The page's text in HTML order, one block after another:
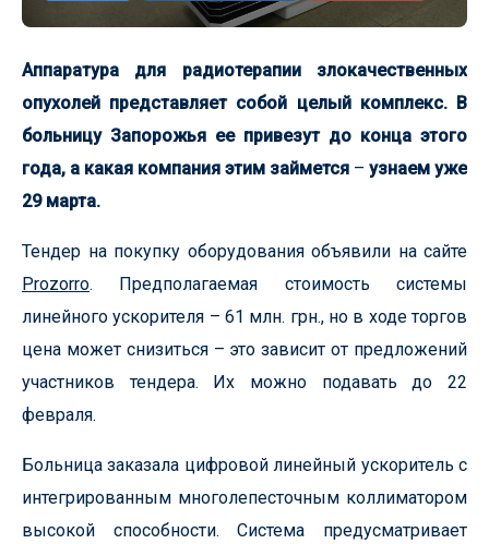
Аппаратура для радиотерапии злокачественных
опухолей представляет собой целый комплекс. В
больницу Запорожья ее привезут до конца этого
года, а какая компания этим займется – узнаем уже
29 марта.
Тендер на покупку оборудования объявили на сайте
Prozorro. Предполагаемая стоимость системы
линейного ускорителя – 61 млн. грн., но в ходе торгов
цена может снизиться – это зависит от предложений
участников тендера. Их можно подавать до 22
февраля.
Больница заказала цифровой линейный ускоритель с
интегрированным многолепесточным коллиматором
высокой способности. Система предусматривает